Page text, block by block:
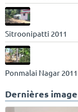
Sitroonipatti 2011
Ponmalai Nagar 2011
Dernières